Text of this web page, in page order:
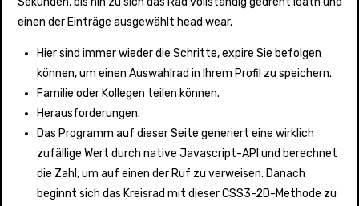
einen der Einträge ausgewählt head wear.
Hier sind immer wieder die Schritte, expire Sie befolgen
können, um einen Auswahlrad in Ihrem Profil zu speichern.
Familie oder Kollegen teilen können.
Herausforderungen.
Das Programm auf dieser Seite generiert eine wirklich
zufällige Wert durch native Javascript-API und berechnet
die Zahl, um auf einen der Ruf zu verweisen. Danach
beginnt sich das Kreisrad mit dieser CSS3-2D-Methode zu